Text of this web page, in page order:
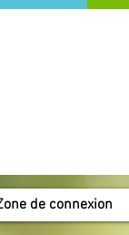
de connexion